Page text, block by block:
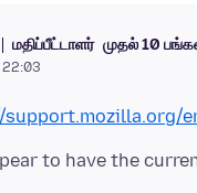
மதிப்பீட்டாளர் முதல் 10